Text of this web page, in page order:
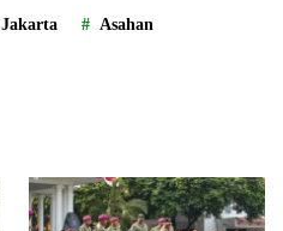
Jakarta Asahan